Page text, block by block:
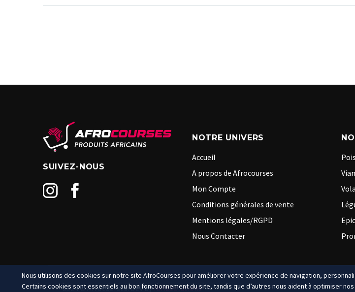
SUIVEZ-NOUS
NOTRE UNIVERS
Accueil
A propos de Afrocourses
Mon Compte
Conditions générales de vente
Mentions légales/RGPD
Nous Contacter
2024 © Afrocourses. Dev byIbrizSolutions
Nous utilisons des cookies sur notre site AfroCourses pour améliorer votre expérience de navigation,
Certains cookies sont essentiels au bon fonctionnement du site, tandis que d’autres nous aident à optimiser